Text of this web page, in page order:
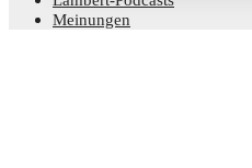
Mei­nun­gen